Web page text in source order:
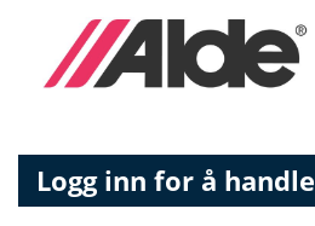
Logg inn for å handle